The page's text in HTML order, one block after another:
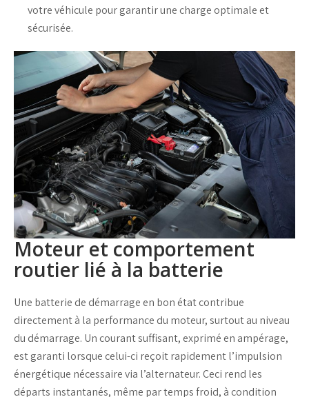
votre véhicule pour garantir une charge optimale et
sécurisée.
Moteur et comportement
routier lié à la batterie
Une batterie de démarrage en bon état contribue
directement à la performance du moteur, surtout au niveau
du démarrage. Un courant suffisant, exprimé en ampérage,
est garanti lorsque celui-ci reçoit rapidement l’impulsion
énergétique nécessaire via l’alternateur. Ceci rend les
départs instantanés, même par temps froid, à condition